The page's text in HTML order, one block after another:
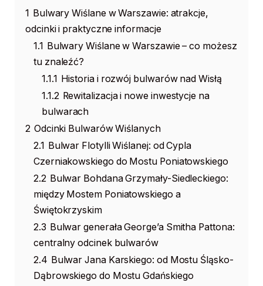
1 Bulwary Wiślane w Warszawie: atrakcje,
odcinki i praktyczne informacje
1.1 Bulwary Wiślane w Warszawie – co możesz
tu znaleźć?
1.1.1 Historia i rozwój bulwarów nad Wisłą
1.1.2 Rewitalizacja i nowe inwestycje na
bulwarach
2 Odcinki Bulwarów Wiślanych
2.1 Bulwar Flotylli Wiślanej: od Cypla
Czerniakowskiego do Mostu Poniatowskiego
2.2 Bulwar Bohdana Grzymały-Siedleckiego:
między Mostem Poniatowskiego a
Świętokrzyskim
2.3 Bulwar generała George’a Smitha Pattona:
centralny odcinek bulwarów
2.4 Bulwar Jana Karskiego: od Mostu Śląsko-
Dąbrowskiego do Mostu Gdańskiego